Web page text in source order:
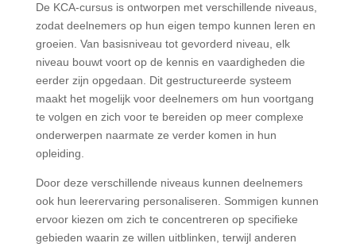
De KCA-cursus is ontworpen met verschillende niveaus,
zodat deelnemers op hun eigen tempo kunnen leren en
groeien. Van basisniveau tot gevorderd niveau, elk
niveau bouwt voort op de kennis en vaardigheden die
eerder zijn opgedaan. Dit gestructureerde systeem
maakt het mogelijk voor deelnemers om hun voortgang
te volgen en zich voor te bereiden op meer complexe
onderwerpen naarmate ze verder komen in hun
opleiding.
Door deze verschillende niveaus kunnen deelnemers
ook hun leerervaring personaliseren. Sommigen kunnen
ervoor kiezen om zich te concentreren op specifieke
gebieden waarin ze willen uitblinken, terwijl anderen